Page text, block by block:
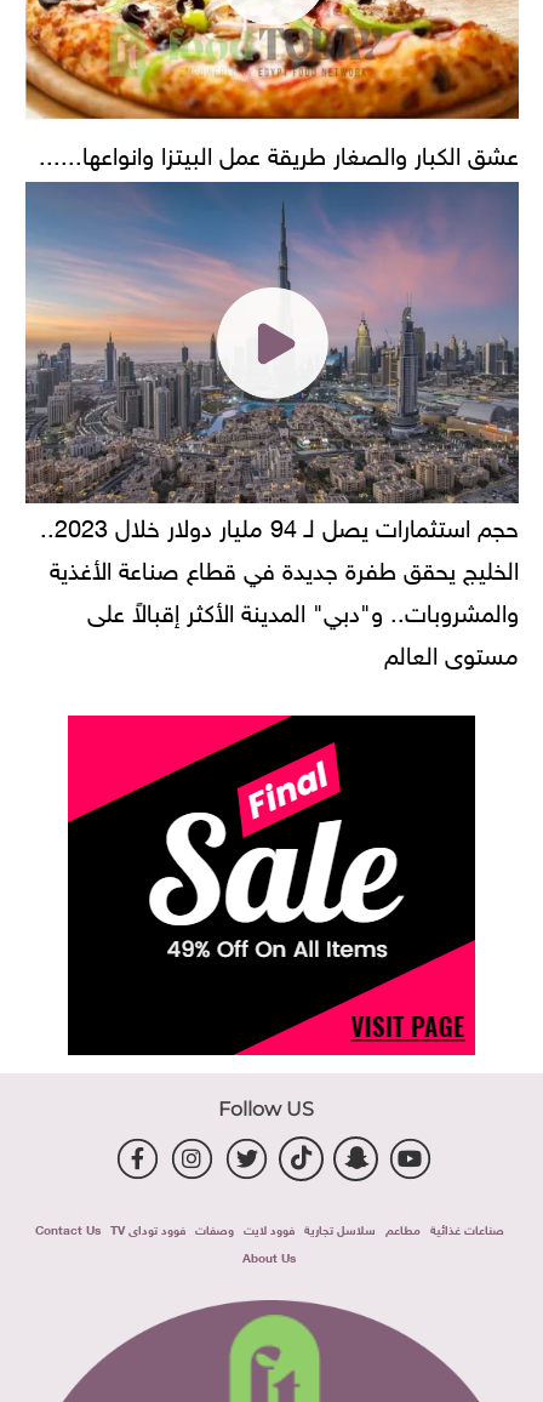
عشق الكبار والصغار طريقة عمل البيتزا وانواعها......
حجم استثمارات يصل لـ 94 مليار دولار خلال 2023..
الخليج يحقق طفرة جديدة في قطاع صناعة الأغذية
والمشروبات.. و"دبي" المدينة الأكثر إقبالاً على
مستوى العالم
Follow US
صناعات غذائية مطاعم سلاسل تجارية فوود لايت وصفات فوود توداى TV
Contact Us
About Us